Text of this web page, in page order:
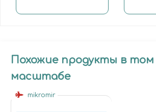
Похожие продукты в том
масштабе
mikromir